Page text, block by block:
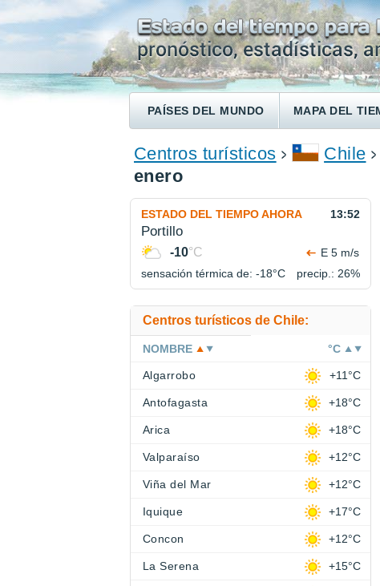
PAÍSES DEL MUNDO MAPA DEL
ENCONTRAR UN HOTEL
Centros turísticos Chile
enero
ESTADO DEL TIEMPO AHORA 13:52
Portillo
-10°C
E 5 m/s
sensación térmica de: -18°C precip.: 26%
Centros turísticos de Chile:
NOMBRE °C
Algarrobo +11°C
Antofagasta +18°C
Arica +18°C
Valparaíso +12°C
Viña del Mar +12°C
Iquique +17°C
Concon +12°C
La Serena +15°C